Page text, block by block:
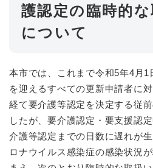
護認定の臨時的
について
本市では、これまで令和5年4月1
を迎えるすべての更新申請者に
経て要介護等認定を決定する従
したが、要介護認定・要支援認
介護等認定までの日数に遅れが
ロナウイルス感染症の感染状況